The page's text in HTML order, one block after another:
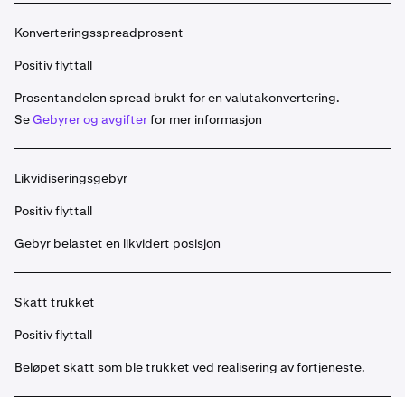
Konverteringsspreadprosent
Positiv flyttall
Prosentandelen spread brukt for en valutakonvertering.
SeGebyrer og avgifterfor mer informasjon
Likvidiseringsgebyr
Positiv flyttall
Gebyr belastet en likvidert posisjon
Skatt trukket
Positiv flyttall
Beløpet skatt som ble trukket ved realisering av fortjeneste.